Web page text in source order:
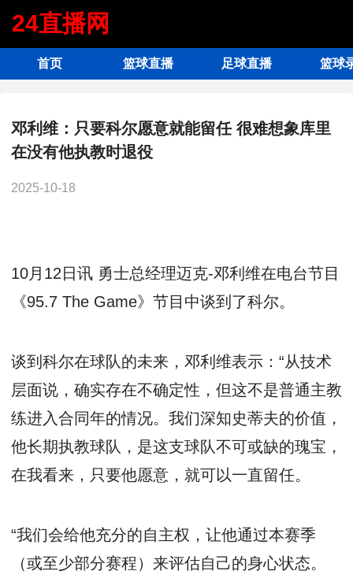
24直播网
首页 篮球直播 足球直播 篮球
邓利维：只要科尔愿意就能留任 很难想象库里
在没有他执教时退役
2025-10-18
10月12日讯 勇士总经理迈克-邓利维在电台节目
《95.7 The Game》节目中谈到了科尔。
谈到科尔在球队的未来，邓利维表示：“从技术
层面说，确实存在不确定性，但这不是普通主教
练进入合同年的情况。我们深知史蒂夫的价值，
他长期执教球队，是这支球队不可或缺的瑰宝，
在我看来，只要他愿意，就可以一直留任。
“我们会给他充分的自主权，让他通过本赛季
（或至少部分赛程）来评估自己的身心状态。